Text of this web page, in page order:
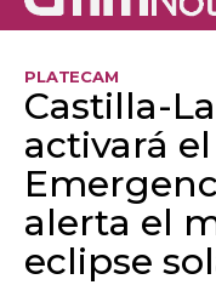
PLATECAM
Castilla-
activará
alerta el
eclipse